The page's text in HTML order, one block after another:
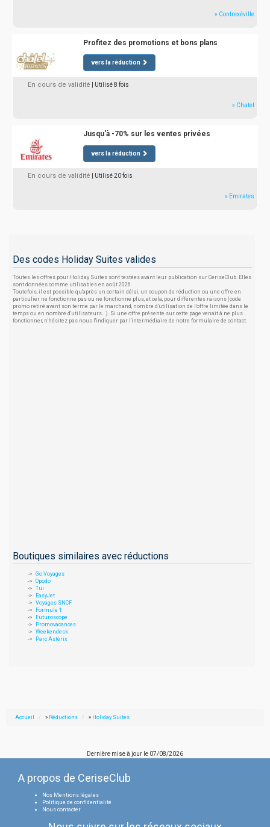
» Contrexéville
Profitez des promotions et bons plans
vers la réduction
En cours de validité | Utilisé 8 fois
» Chatel
Jusqu'à -70% sur les ventes privées
vers la réduction
En cours de validité | Utilisé 20 fois
» Emirates
Des codes Holiday Suites valides
Toutes les offres pour Holiday Suites sont testées avant leur publication sur CeriseClub. Elles
sont données comme utilisables en août 2026.
Toutefois, il est possible qu'après un certain délai, un coupon de réduction ou une offre en
particulier ne fonctionne pas ou ne fonctionne plus, et cela, pour différentes raisons (code
promo retiré avant son terme par le marchand, nombre d'utilisation de l'offre limitée dans le
temps ou en nombre d'utilisateurs...). Si une offre présente sur cette page venait à ne plus
fonctionner, n'hésitez pas nous l'indiquer par l'intermédiaire de notre formulaire de contact.
Boutiques similaires avec réductions
Go Voyages
Opodo
Tui
EasyJet
Voyages SNCF
Formule 1
Futuroscope
Promovacances
Weekendesk
Parc Astérix
Accueil » Réductions » Holiday Suites
Dernière mise à jour le 07/08/2026
A propos de CeriseClub
Nos Mentions légales
Politique de confidentialité
Nous contacter